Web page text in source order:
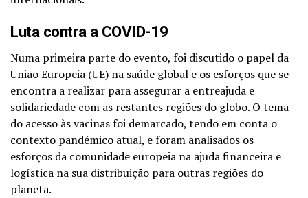
Luta contra a COVID-19
Numa primeira parte do evento, foi discutido o papel da
União Europeia (UE) na saúde global e os esforços que se
encontra a realizar para assegurar a entreajuda e
solidariedade com as restantes regiões do globo. O tema
do acesso às vacinas foi demarcado, tendo em conta o
contexto pandémico atual, e foram analisados os
esforços da comunidade europeia na ajuda financeira e
logística na sua distribuição para outras regiões do
planeta.